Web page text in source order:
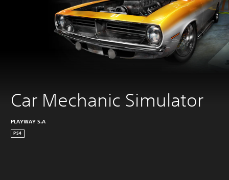
Car Mechanic Simulator
PLAYWAY S.A
PS4